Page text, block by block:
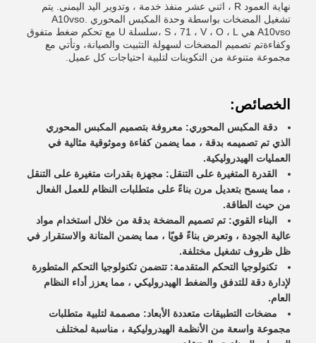
نهاية العمود R ، اثني عشر منفذ خدمة ، وتدوير اليد اليمنى. يتم
تشغيل المضخات بواسطة وحدة المكبس المحوري A10vso.
A10vso هي S ، 71 ، V ، O ، L ،سلسلة U مع تحكم ضغط متفوق
وكفاءةتم تصميم المضخات لسهولة التثبيت والصيانة، وتأتي مع
مجموعة متنوعة من التكوينات لتلبية احتياجات كل عميل.
الخصائص:
دقة المكبس المحوري: معروفة بتصميم المكبس المحوري
الذي تم تصميمه بدقة ، مما يضمن كفاءة وموثوقية مثالية في
العمليات الهيدروليكية.
القدرة المتغيرة على التنقل: مجهزة بقدرات متغيرة على التنقل
، مما يسمح بتعديل مرن بناءً على متطلبات النظام للعمل الفعال
من حيث الطاقة.
البناء القوي: تم تصميم المضخة بدقة من خلال استخدام مواد
عالية الجودة ، وتعرض بناءً قويًا ، مما يضمن المتانة والاستقرار في
ظل ظروف تشغيل مختلفة.
تكنولوجيا التحكم المتقدمة: تتضمن تكنولوجيا التحكم المتطورة
لإدارة دقة للتدفق والضغط الهيدروليكي ، مما يعزز أداء النظام
العام.
مضخات التطبيقات متعددة الأبعاد: مصممة لتلبية متطلبات
مجموعة واسعة من الأنظمة الهيدروليكية ، مناسبة لمختلف